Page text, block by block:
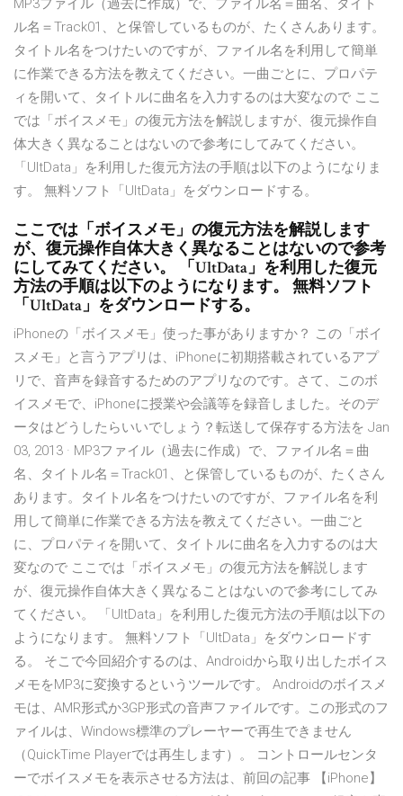
MP3ファイル（過去に作成）で、ファイル名＝曲名、タイト
ル名＝Track01、と保管しているものが、たくさんあります。
タイトル名をつけたいのですが、ファイル名を利用して簡単
に作業できる方法を教えてください。一曲ごとに、プロパテ
ィを開いて、タイトルに曲名を入力するのは大変なので ここ
では「ボイスメモ」の復元方法を解説しますが、復元操作自
体大きく異なることはないので参考にしてみてください。
「UltData」を利用した復元方法の手順は以下のようになりま
す。 無料ソフト「UltData」をダウンロードする。
ここでは「ボイスメモ」の復元方法を解説します
が、復元操作自体大きく異なることはないので参考
にしてみてください。 「UltData」を利用した復元
方法の手順は以下のようになります。 無料ソフト
「UltData」をダウンロードする。
iPhoneの「ボイスメモ」使った事がありますか？ この「ボイ
スメモ」と言うアプリは、iPhoneに初期搭載されているアプ
リで、音声を録音するためのアプリなのです。さて、このボ
イスメモで、iPhoneに授業や会議等を録音しました。そのデ
ータはどうしたらいいでしょう？転送して保存する方法を Jan
03, 2013 · MP3ファイル（過去に作成）で、ファイル名＝曲
名、タイトル名＝Track01、と保管しているものが、たくさん
あります。タイトル名をつけたいのですが、ファイル名を利
用して簡単に作業できる方法を教えてください。一曲ごと
に、プロパティを開いて、タイトルに曲名を入力するのは大
変なので ここでは「ボイスメモ」の復元方法を解説します
が、復元操作自体大きく異なることはないので参考にしてみ
てください。 「UltData」を利用した復元方法の手順は以下の
ようになります。 無料ソフト「UltData」をダウンロードす
る。 そこで今回紹介するのは、Androidから取り出したボイス
メモをMP3に変換するというツールです。 Androidのボイスメ
モは、AMR形式か3GP形式の音声ファイルです。この形式のフ
ァイルは、Windows標準のプレーヤーで再生できません
（QuickTime Playerでは再生します）。 コントロールセンタ
ーでボイスメモを表示させる方法は、前回の記事 【iPhone】